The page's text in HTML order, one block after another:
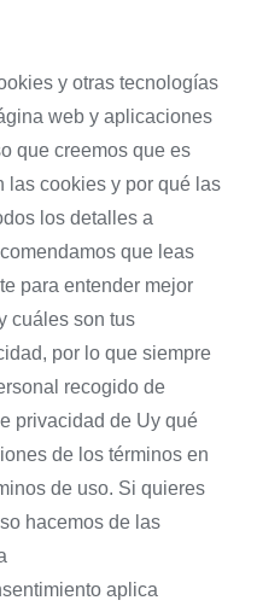
y otras tecnologías
web y aplicaciones
que creemos que es
las cookies y por qué las
los detalles a
que leas
para entender mejor
cuáles son tus
por lo que siempre
recogido de
privacidad de Uy qué
de los términos en
de uso. Si quieres
hacemos de las
aplica